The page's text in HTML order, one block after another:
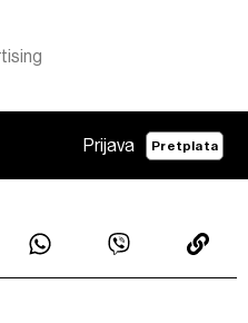
Prijava Pretplata